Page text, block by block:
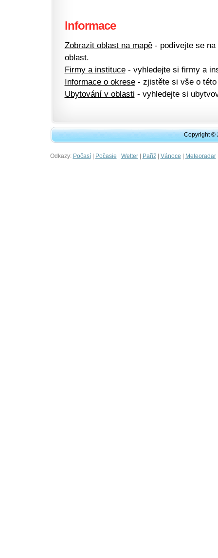
Informace
Zobrazit oblast na mapě- podívejte se na
oblast.
Firmy a instituce- vyhledejte si firmy a
Informace o okrese- zjistěte si vše o této
Ubytování v oblasti - vyhledejte si
Copyright ©
Odkazy: Počasí| Počasie | Wetter| Paříž| Vánoce | Meteoradar